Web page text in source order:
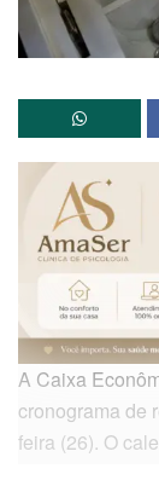
A Caixa
cronograma de
feira (26). O